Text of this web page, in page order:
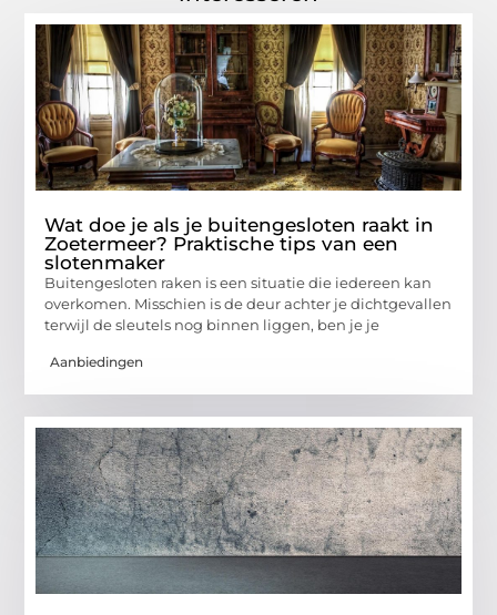
Wat doe je als je buitengesloten raakt in
Zoetermeer? Praktische tips van een
slotenmaker
Buitengesloten raken is een situatie die iedereen kan
overkomen. Misschien is de deur achter je dichtgevallen
terwijl de sleutels nog binnen liggen, ben je je
Aanbiedingen